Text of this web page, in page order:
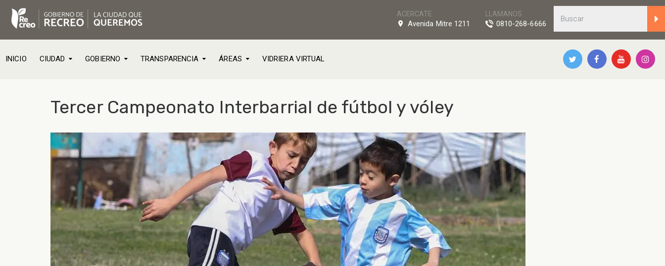
LLAMANOS
0810-268-6666
ACERCATE
Avenida Mitre 1211
INICIO CIUDAD GOBIERNO TRANSPARENCIA ÁREAS VIDRIERA VIRTUAL
Tercer Campeonato Interbarrial de fútbol y vóley